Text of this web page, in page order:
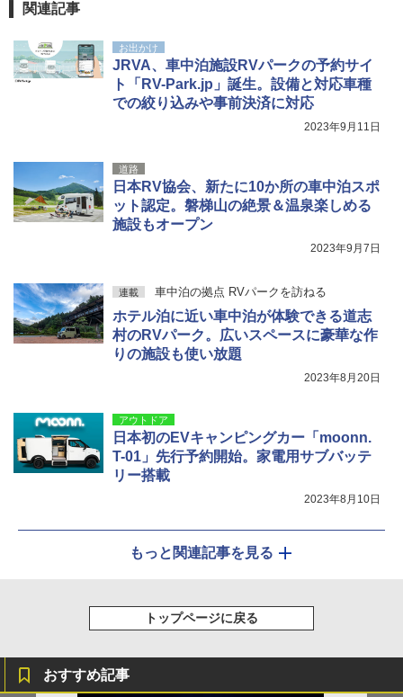
￥1,540
￥9,990
[キャンパーズコレクション 山善] 傘みたいに
広げるだけ パッとサッとテント キューブワ
イドプラス ブラックコーティング フルクロ
￥15,990
￥3,680
着替えテント トイレテント 透けない【換気
通気窓付き】収納袋付き UVカット 防水 防災
コンパクト iimono117 (ブルー)
関連記事
お出かけ
JRVA、車中泊施設RVパークの予約サイ
ト「RV-Park.jp」誕生。設備と対応車種
での絞り込みや事前決済に対応
2023年9月11日
道路
日本RV協会、新たに10か所の車中泊スポ
ット認定。磐梯山の絶景＆温泉楽しめる
施設もオープン
2023年9月7日
連載 車中泊の拠点 RVパークを訪ねる
ホテル泊に近い車中泊が体験できる道志
村のRVパーク。広いスペースに豪華な作
りの施設も使い放題
2023年8月20日
アウトドア
日本初のEVキャンピングカー「moonn.
T-01」先行予約開始。家電用サブバッテ
リー搭載
2023年8月10日
もっと関連記事を見る
トップページに戻る
おすすめ記事